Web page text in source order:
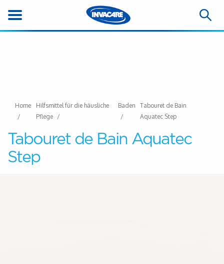
Home
Hilfsmittel für die häusliche
Pflege
Baden
Tabouret de Bain
Aquatec Step
Tabouret de Bain Aquatec
Step